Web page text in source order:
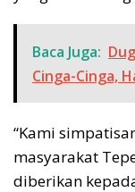
Baca Juga:
Cinga-Cinga,
“Kami
masyarakat
diberikan